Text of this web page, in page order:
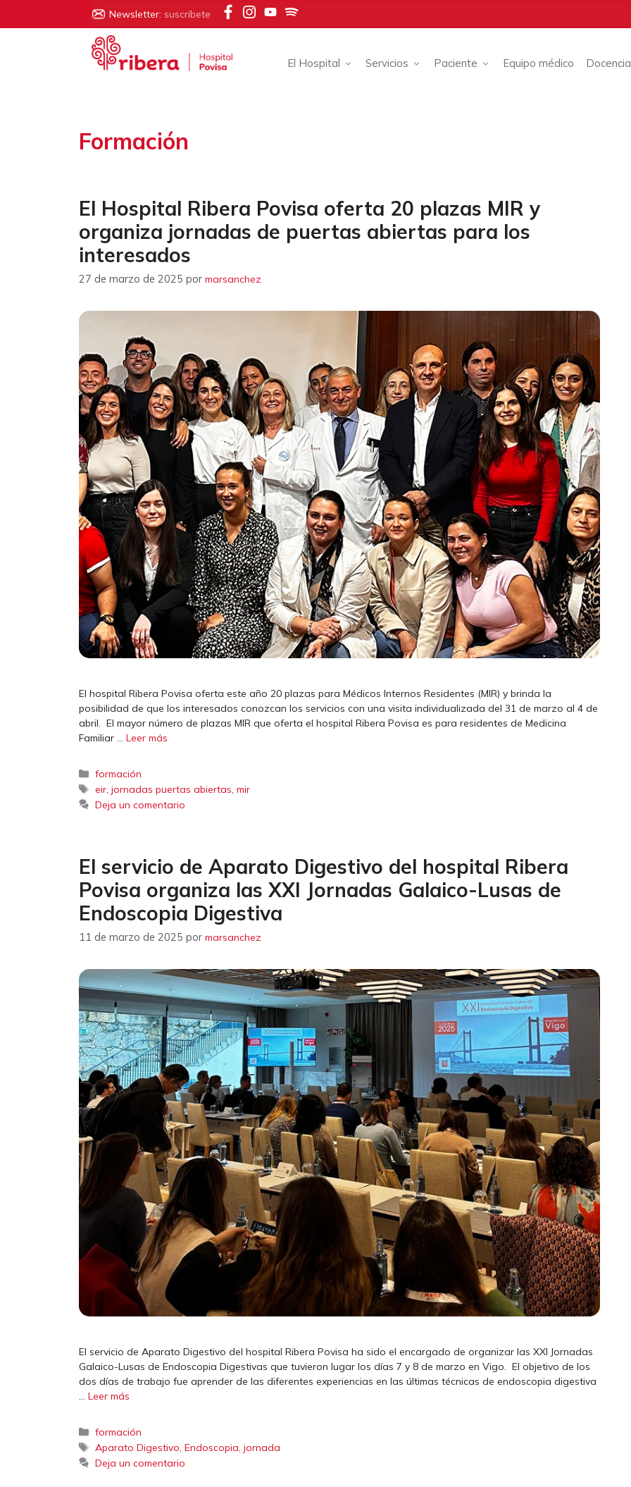
El Hospital Servicios Paciente Equipo médico Docencia
Formación
El Hospital Ribera Povisa oferta 20 plazas MIR y
organiza jornadas de puertas abiertas para los
interesados
27 de marzo de 2025 por marsanchez
El hospital Ribera Povisa oferta este año 20 plazas para Médicos Internos Residentes (MIR) y brinda la
posibilidad de que los interesados conozcan los servicios con una visita individualizada del 31 de marzo al 4 de
abril. El mayor número de plazas MIR que oferta el hospital Ribera Povisa es para residentes de Medicina
Familiar … Leer más
Categorías
formación
Etiquetas
eir,jornadas puertas abiertas,mir
Deja un comentario
El servicio de Aparato Digestivo del hospital Ribera
Povisa organiza las XXI Jornadas Galaico-Lusas de
Endoscopia Digestiva
11 de marzo de 2025 por marsanchez
El servicio de Aparato Digestivo del hospital Ribera Povisa ha sido el encargado de organizar las XXI Jornadas
Galaico-Lusas de Endoscopia Digestivas que tuvieron lugar los días 7 y 8 de marzo en Vigo. El objetivo de los
dos días de trabajo fue aprender de las diferentes experiencias en las últimas técnicas de endoscopia digestiva
… Leer más
Categorías
formación
Etiquetas
Aparato Digestivo,Endoscopia,jornada
Deja un comentario
Newsletter: suscríbete